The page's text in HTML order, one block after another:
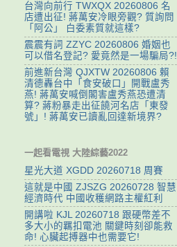
台灣向前行 TWXQX 20260806 名
店遭出征! 蔣萬安冷眼旁觀? 質詢問
「阿公」 白委素質就這樣?
震震有詞 ZZYC 20260806 婚姻也
可以借名登記? 愛竟然是一場騙局?!
前進新台灣 QJXTW 20260806 賴
清德轟台中「食安破口」開戰盧秀
燕! 蔣萬安喊倒閣害盧秀燕恐遭清
算? 蔣粉暴走出征饒河名店「東發
號」! 蔣萬安已讀亂回達新境界?
一起看電視 大陸綜藝2022
星光大道 XGDD 20260718 周賽
這就是中國 ZJSZG 20260728 智慧
經濟時代 中國收穫網路主權紅利
開講啦 KJL 20260718 跟硬幣差不
多大小的羈扣電池 關鍵時刻卻能救
命! 心臟起搏器中也需要它!